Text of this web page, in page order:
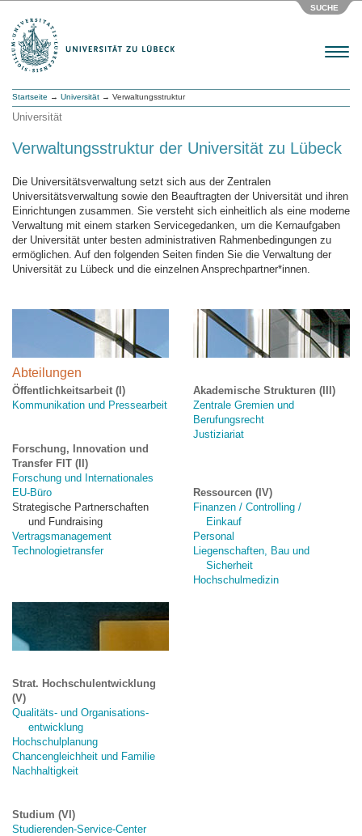
SUCHE
Menu
Startseite → Universität → Verwaltungsstruktur
Universität
Verwaltungsstruktur der Universität zu Lübeck
Die Universitätsverwaltung setzt sich aus der Zentralen
Universitätsverwaltung sowie den Beauftragten der Universität und ihren
Einrichtungen zusammen. Sie versteht sich einheitlich als eine moderne
Verwaltung mit einem starken Servicegedanken, um die Kernaufgaben
der Universität unter besten administrativen Rahmenbedingungen zu
ermöglichen. Auf den folgenden Seiten finden Sie die Verwaltung der
Universität zu Lübeck und die einzelnen Ansprechpartner*innen.
Abteilungen
Öffentlichkeitsarbeit (I)
Kommunikation und Pressearbeit
Forschung, Innovation und
Transfer FIT (II)
Forschung und Internationales
EU-Büro
Strategische Partnerschaften
und Fundraising
Vertragsmanagement
Technologietransfer
Akademische Strukturen (III)
Zentrale Gremien und
Berufungsrecht
Justiziariat
Ressourcen (IV)
Finanzen / Controlling /
Einkauf
Personal
Liegenschaften, Bau und
Sicherheit
Hochschulmedizin
Strat. Hochschulentwicklung
(V)
Qualitäts- und Organisations-
entwicklung
Hochschulplanung
Chancengleichheit und Familie
Nachhaltigkeit
Studium (VI)
Studierenden-Service-Center